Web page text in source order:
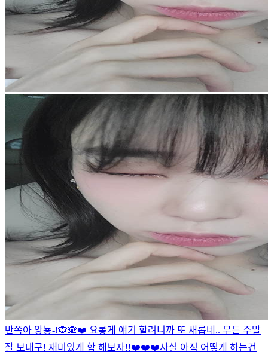
반쪽아 앙뇽-!🙈🙈❤️ 요롷게 얘기 할려니까 또 새롭네.. 무튼 주말
잘 보내구! 재미있게 함 해보자!!❤️❤️❤️사실 아직 어떻게 하는건